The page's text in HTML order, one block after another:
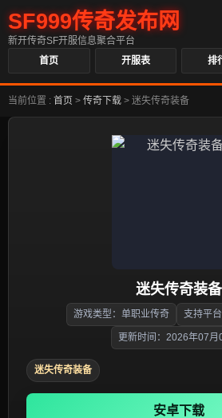
SF999传奇发布网
新开传奇SF开服信息聚合平台
首页
开服表 排
当前位置 : 首页 > 传奇下载 > 迷失传奇装备
迷失传奇装备
游戏类型：单职业传奇 支持平
更新时间：2026年07月
迷失传奇装备
安卓下载